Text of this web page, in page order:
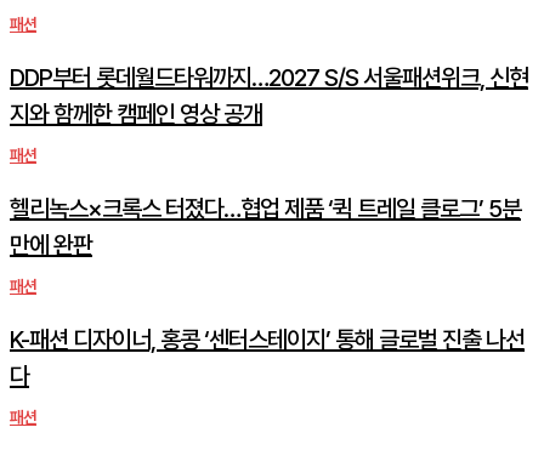
패션
DDP부터 롯데월드타워까지…2027 S/S 서울패션위크, 신현
지와 함께한 캠페인 영상 공개
패션
헬리녹스×크록스 터졌다…협업 제품 ‘퀵 트레일 클로그’ 5분
만에 완판
패션
K-패션 디자이너, 홍콩 ‘센터스테이지’ 통해 글로벌 진출 나선
다
패션